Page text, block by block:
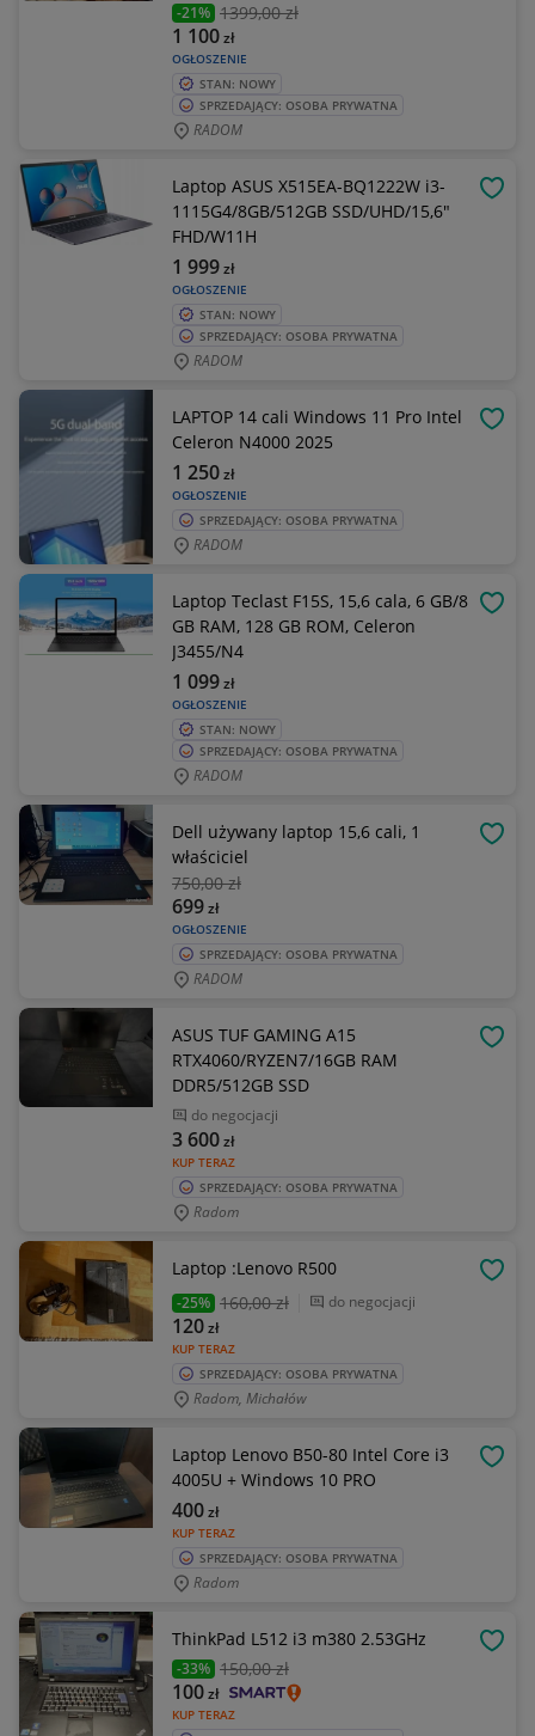
-21% 1399,00 zł
OGŁOSZENIE
1 100zł
STAN: NOWY
SPRZEDAJĄCY: OSOBA PRYWATNA
RADOM
Laptop ASUS X515EA-BQ1222W i3-
1115G4/8GB/512GB SSD/UHD/15,6"
FHD/W11H
OGŁOSZENIE
1 999zł
STAN: NOWY
SPRZEDAJĄCY: OSOBA PRYWATNA
RADOM
LAPTOP 14 cali Windows 11 Pro Intel
Celeron N4000 2025
OGŁOSZENIE
1 250zł
SPRZEDAJĄCY: OSOBA PRYWATNA
RADOM
Laptop Teclast F15S, 15,6 cala, 6 GB/8
GB RAM, 128 GB ROM, Celeron
J3455/N4
OGŁOSZENIE
1 099zł
STAN: NOWY
SPRZEDAJĄCY: OSOBA PRYWATNA
RADOM
Dell używany laptop 15,6 cali, 1
właściciel
750,00 zł
OGŁOSZENIE
699zł
SPRZEDAJĄCY: OSOBA PRYWATNA
RADOM
ASUS TUF GAMING A15
RTX4060/RYZEN7/16GB RAM
DDR5/512GB SSD
do negocjacji
KUP TERAZ
3 600zł
SPRZEDAJĄCY: OSOBA PRYWATNA
Radom
Laptop :Lenovo R500
-25% 160,00 zł do negocjacji
KUP TERAZ
120zł
SPRZEDAJĄCY: OSOBA PRYWATNA
Radom, Michałów
Laptop Lenovo B50-80 Intel Core i3
4005U + Windows 10 PRO
KUP TERAZ
400zł
SPRZEDAJĄCY: OSOBA PRYWATNA
Radom
ThinkPad L512 i3 m380 2.53GHz
-33% 150,00 zł
KUP TERAZ
100zł